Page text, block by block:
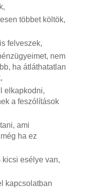
többet költök,
felveszek,
nem
ha átláthatatlan
elkapkodni,
a feszólítások
ami
ha ez
kicsi esélye van,
kapcsolatban